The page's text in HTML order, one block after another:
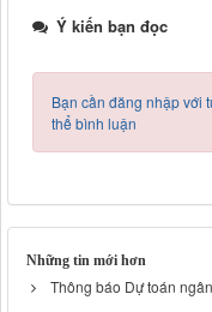
Ý kiến bạn đọc
Bạn cần đăng nhập với
thể bình luận
Những tin mới hơn
Thông báo Dự toán